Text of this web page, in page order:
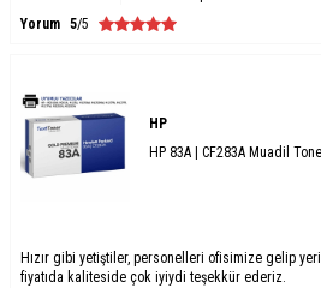
Yorum 5/5
HP
HP 83A | CF283A Muadil
Hızır gibi yetiştiler, personelleri ofisimize gelip
fiyatıda kaliteside çok iyiydi teşekkür ederiz.